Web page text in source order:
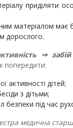
приділяти
матеріалом має
дорослого.
⇒
попередити:
активності дітей;
з дітьми;
безпеки під час
медична